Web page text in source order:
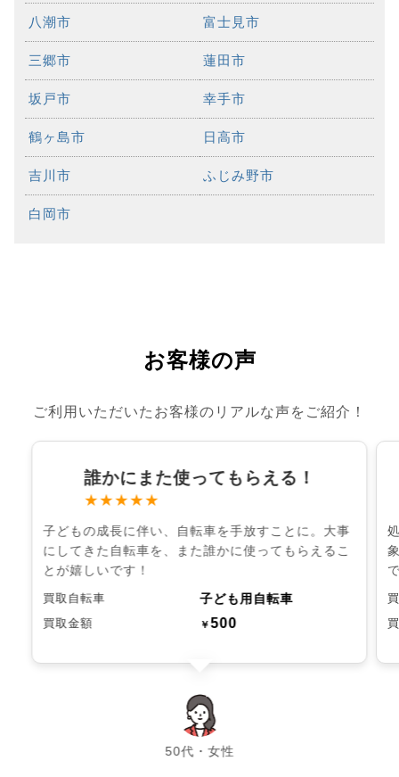
八潮市 富士見市
三郷市 蓮田市
坂戸市 幸手市
鶴ヶ島市 日高市
吉川市 ふじみ野市
白岡市
お客様の声
ご利用いただいたお客様のリアルな声をご紹介！
誰かにまた使ってもらえる！
★★★★★
子どもの成長に伴い、自転車を手放すことに。大事
にしてきた自転車を、また誰かに使ってもらえるこ
とが嬉しいです！
買取自転車 子ども用自転車
買取金額 ￥500
50代・女性
chevron_left chevron_right